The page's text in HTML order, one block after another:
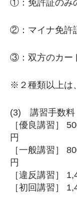
①：免許証のみ
②：マイナ免許
③：双方のカー
※２種類以上は
(3) 講習手数料
［優良講習］
円
［一般講習］
円
［違反講習］
［初回講習］